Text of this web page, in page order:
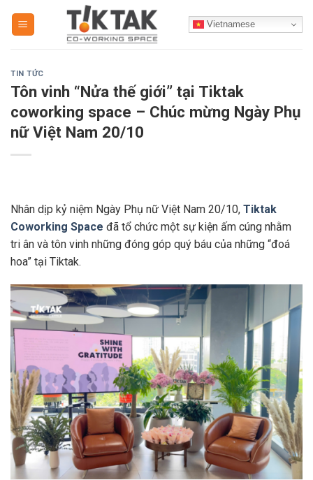
Vietnamese
TIN TỨC
Tôn vinh “Nửa thế giới” tại Tiktak
coworking space – Chúc mừng Ngày Phụ
nữ Việt Nam 20/10
Nhân dịp kỷ niệm Ngày Phụ nữ Việt Nam 20/10, Tiktak
Coworking Space đã tổ chức một sự kiện ấm cúng nhằm
tri ân và tôn vinh những đóng góp quý báu của những “đoá
hoa” tại Tiktak.